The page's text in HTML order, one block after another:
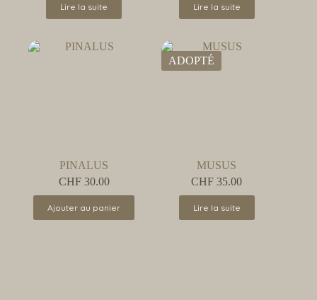
Lire la suite Lire la suite
PINALUS
CHF30.00
Ajouter au panier
ADOPTÉ
MUSUS
CHF 35.00
Lire la suite